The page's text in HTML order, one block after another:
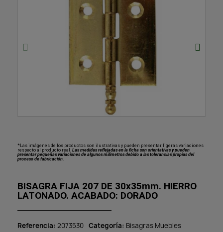
*Las imágenes de los productos son ilustrativas y pueden presentar ligeras variaciones
respecto al producto real. Las medidas reflejadas en la ficha son orientativas y pueden
presentar pequeñas variaciones de algunos milímetros debido a las tolerancias propias del
proceso de fabricación.
BISAGRA FIJA 207 DE 30x35mm. HIERRO
LATONADO. ACABADO: DORADO
Referencia 2073530 Categoría Bisagras Muebles